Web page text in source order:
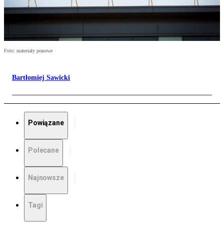
Foto: materiały prasowe
Bartłomiej Sawicki
Powiązane
Polecane
Najnowsze
Tagi